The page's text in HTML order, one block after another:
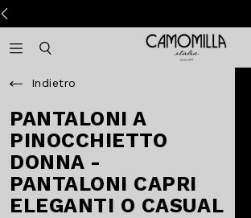
Camomilla Italia®
Indietro
PANTALONI A
PINOCCHIETTO
DONNA -
PANTALONI CAPRI
ELEGANTI O CASUAL